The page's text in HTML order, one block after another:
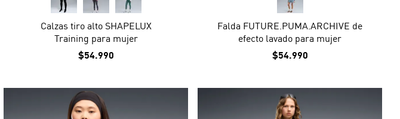
Calzas tiro alto SHAPELUX
Training para mujer
$54.990
Falda FUTURE.PUMA.ARCHIVE de
efecto lavado para mujer
$54.990